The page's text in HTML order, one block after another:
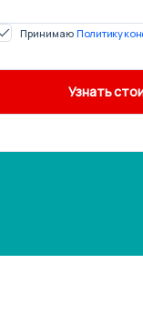
Принимаю Политику